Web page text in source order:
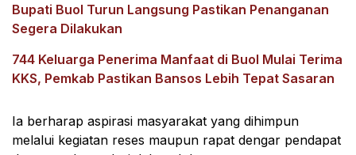
Bupati Buol Turun Langsung Pastikan Penanganan
Segera Dilakukan
744 Keluarga Penerima Manfaat di Buol Mulai Terima
KKS, Pemkab Pastikan Bansos Lebih Tepat Sasaran
Ia berharap aspirasi masyarakat yang dihimpun
melalui kegiatan reses maupun rapat dengar pendapat